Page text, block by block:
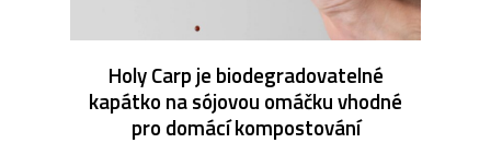
Holy Carp je biodegradovatelné
kapátko na sójovou omáčku vhodné
pro domácí kompostování